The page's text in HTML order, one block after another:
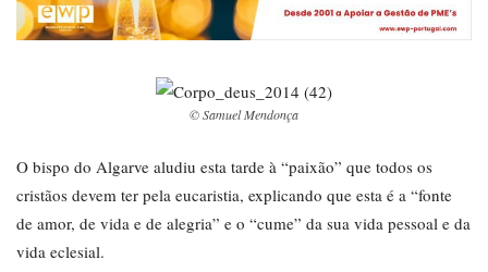
© Samuel Mendonça
O bispo do Algarve aludiu esta tarde à “paixão” que todos os
cristãos devem ter pela eucaristia, explicando que esta é a “fonte
de amor, de vida e de alegria” e o “cume” da sua vida pessoal e da
vida eclesial.